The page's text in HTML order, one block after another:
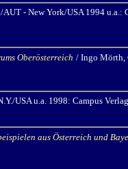
- New York/USA 1994 u.a.:
Oberösterreich / Ingo Mörth,
USA u.a. 1998: Campus
aus Österreich und